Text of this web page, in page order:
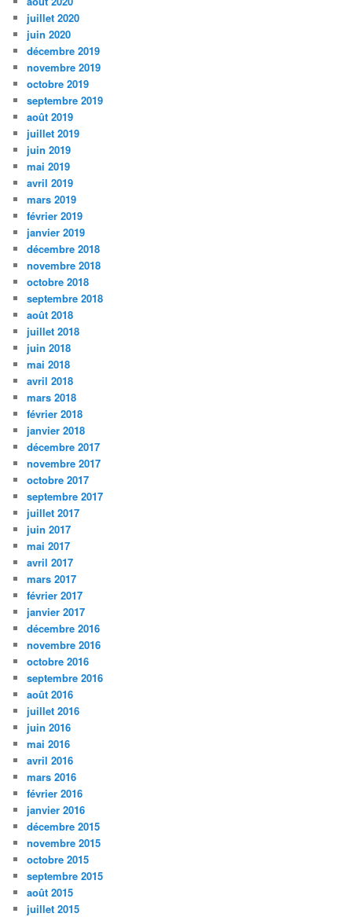
juillet 2020
juin 2020
décembre 2019
novembre 2019
octobre 2019
septembre 2019
août 2019
juillet 2019
juin 2019
mai 2019
avril 2019
mars 2019
février 2019
janvier 2019
décembre 2018
novembre 2018
octobre 2018
septembre 2018
août 2018
juillet 2018
juin 2018
mai 2018
avril 2018
mars 2018
février 2018
janvier 2018
décembre 2017
novembre 2017
octobre 2017
septembre 2017
juillet 2017
juin 2017
mai 2017
avril 2017
mars 2017
février 2017
janvier 2017
décembre 2016
novembre 2016
octobre 2016
septembre 2016
août 2016
juillet 2016
juin 2016
mai 2016
avril 2016
mars 2016
février 2016
janvier 2016
décembre 2015
novembre 2015
octobre 2015
septembre 2015
août 2015
juillet 2015